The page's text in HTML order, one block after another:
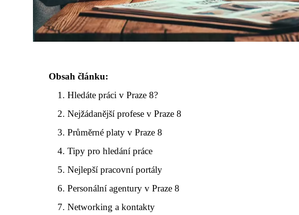
Obsah článku:
Hledáte práci v Praze 8?
Nejžádanější profese v Praze 8
Průměrné platy v Praze 8
Tipy pro hledání práce
Nejlepší pracovní portály
Personální agentury v Praze 8
Networking a kontakty